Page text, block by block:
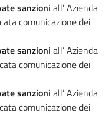
sanzioni all’ Azienda
comunicazione dei
sanzioni all’ Azienda
comunicazione dei
sanzioni all’ Azienda
comunicazione dei